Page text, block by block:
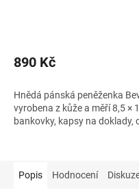
890 Kč
Hnědá pánská peněženka
vyrobena z kůže a měří 8,5 ×
bankovky, kapsy na
Popis Hodnocení